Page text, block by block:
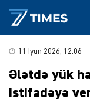
11 İyun 2026, 12:06
Ələtdə yük
istifadəyə